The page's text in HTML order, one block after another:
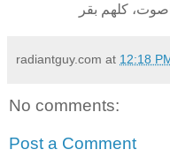
كلهم بقر
radiantguy.com at 12:18
No comments:
Post a Comment